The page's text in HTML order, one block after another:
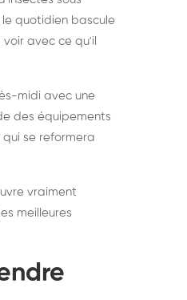
partout
quotidien bascule
avec ce qu'il
midi avec une
des équipements
se reformera
vraiment
meilleures